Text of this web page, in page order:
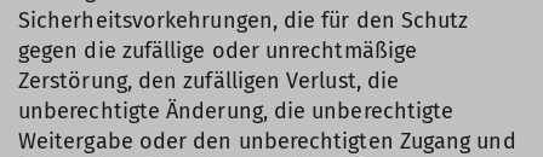
Sicherheitsvorkehrungen, die für den Schutz
gegen die zufällige oder unrechtmäßige
Zerstörung, den zufälligen Verlust, die
unberechtigte Änderung, die unberechtigte
Weitergabe oder den unberechtigten Zugang und